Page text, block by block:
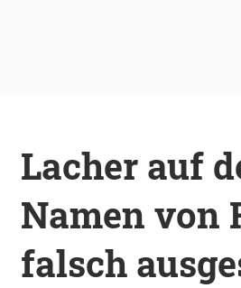
Lacher auf
Namen von
falsch